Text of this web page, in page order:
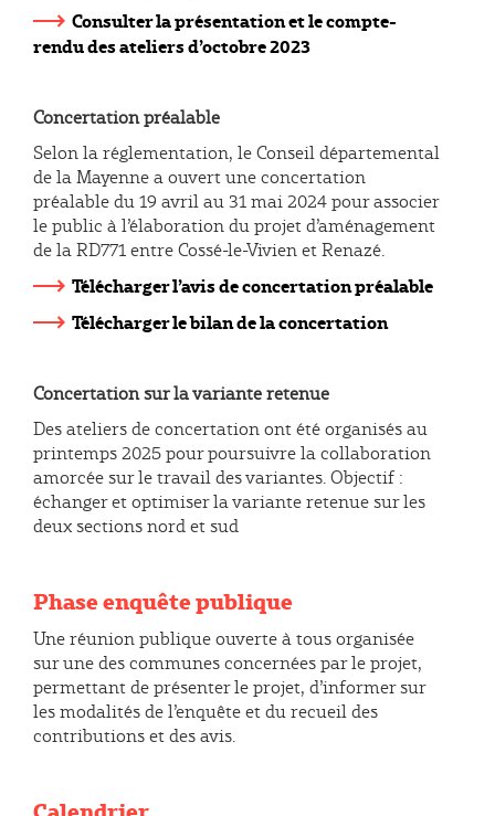
Consulter la présentation et le compte-
rendu des ateliers d’octobre 2023
Concertation préalable
Selon la réglementation, le Conseil départemental
de la Mayenne a ouvert une concertation
préalable du 19 avril au 31 mai 2024 pour associer
le public à l’élaboration du projet d’aménagement
de la RD771 entre Cossé-le-Vivien et Renazé.
Télécharger l’avis de concertation préalable
Télécharger le bilan de la concertation
Concertation sur la variante retenue
Des ateliers de concertation ont été organisés au
printemps 2025 pour poursuivre la collaboration
amorcée sur le travail des variantes. Objectif :
échanger et optimiser la variante retenue sur les
deux sections nord et sud
Phase enquête publique
Une réunion publique ouverte à tous organisée
sur une des communes concernées par le projet,
permettant de présenter le projet, d’informer sur
les modalités de l’enquête et du recueil des
contributions et des avis.